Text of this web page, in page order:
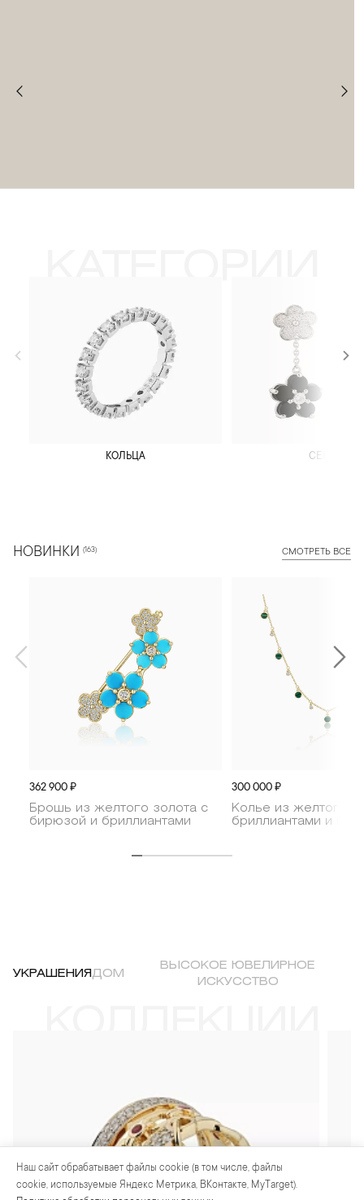
КОЛЬЦА СЕРЬГИ
НОВИНКИ (163) СМОТРЕТЬ ВСЕ
362 900 ₽
Брошь из желтого золота с
бирюзой и бриллиантами
НОВИНКА
300 000 ₽
Колье из желтого
бриллиантами и
УКРАШЕНИЯ ДОМ
ВЫСОКОЕ ЮВЕЛИРНОЕ
ИСКУССТВО
Наш сайт обрабатывает файлы cookie (в том числе, файлы
cookie, используемые Яндекс Метрика, ВКонтакте, MyTarget).